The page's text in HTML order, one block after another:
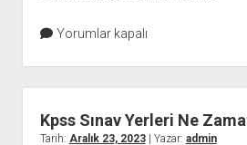
Yorumlar kapalı
Kpss Sınav Yerleri Ne
Tarih: Aralık 23, 2023| Yazar: admin